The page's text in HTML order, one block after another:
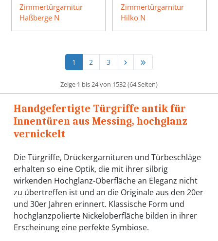
Zimmertürgarnitur
Haßberge N
Zimmertürgarnitur
Hilko N
1 2 3
Zeige 1 bis 24 von 1532 (64 Seiten)
Handgefertigte Türgriffe antik für
Innentüren aus Messing, hochglanz
vernickelt
Die Türgriffe, Drückergarnituren und Türbeschläge
erhalten so eine Optik, die mit ihrer silbrig
wirkenden Hochglanz-Oberfläche an Eleganz nicht
zu übertreffen ist und an die Originale aus den 20er
und 30er Jahren erinnert. Klassische Form und
hochglanzpolierte Nickeloberfläche bilden in ihrer
Erscheinung eine perfekte Symbiose.